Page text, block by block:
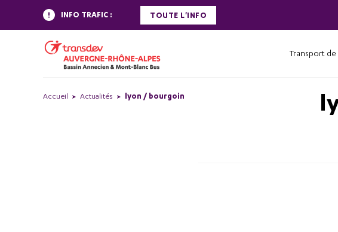
INFO TRAFIC : TOUTE L'INFO
Transport
Accueil Actualités lyon / bourgoin